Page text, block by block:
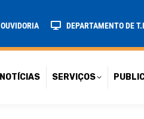
OUVIDORIA DEPARTAMENTO DE
NOTÍCIAS SERVIÇOS